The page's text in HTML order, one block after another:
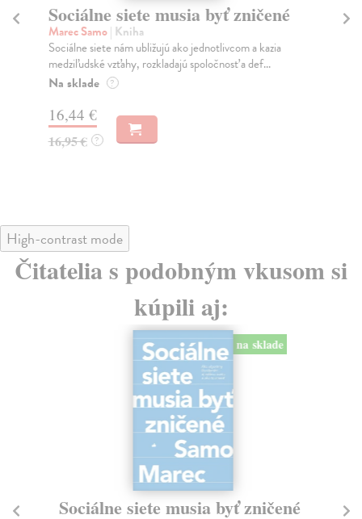
Sociálne siete musia byť zničené
Marec Samo| Kniha
Sociálne siete nám ubližujú ako jednotlivcom a kazia
medziľudské vzťahy, rozkladajú spoločnosť a def...
Na sklade ?
16,44 €
16,95 € ?
High-contrast mode
Čitatelia s podobným vkusom si
kúpili aj:
na sklade
Sociálne siete musia byť zničené